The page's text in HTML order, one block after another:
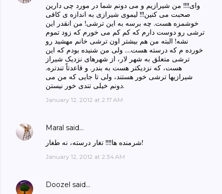
وای!!!! من شیرازیم و می دونم شما در مورد چی دارین
صحبت می کنین!!! لیموی شیرازی به اندازه ی کافی
خوشمزه هست. چه برسه به این ترشی! من انقدر این
ترشی رو دوست دارم که کم کم می خورم که زود تموم
نشه! البته من هم بیشتر اون ترشی خانم مهشید رو
خورده م که درسته هست.... ولی من شنیده بودم که این
ترشی متعلق به شهر لار، از شهرهای نزدیک شیراز
هست، که نزدیکتر هست به بندر. و قاعدتاً تندتره.
شیرازیها ترشی خور هستند، ولی تا جایی که من می
دونم خیلی تندی خور نیستن.
January 12, 2012 at 2:17 AM
Maral said…
شرمنده ها!!!! تغار درسته، نه طغار!
January 12, 2012 at 2:34 AM
Doozel said…